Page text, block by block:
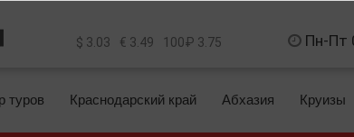
$ 3.03 € 3.49 100₽ 3.75 Пн-Пт
туров Краснодарский край Абхазия Круизы